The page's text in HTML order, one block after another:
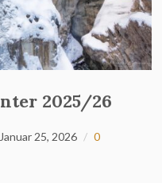
2025/26
Januar 25, 2026
0